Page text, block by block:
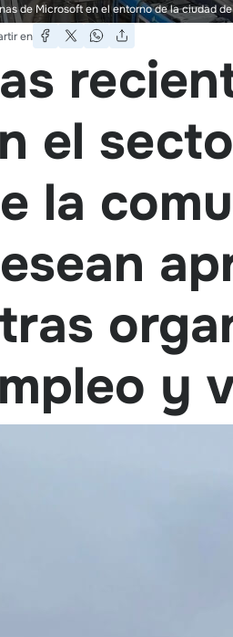
de Microsoft en el entorno de la ciudad
en
el
la
y